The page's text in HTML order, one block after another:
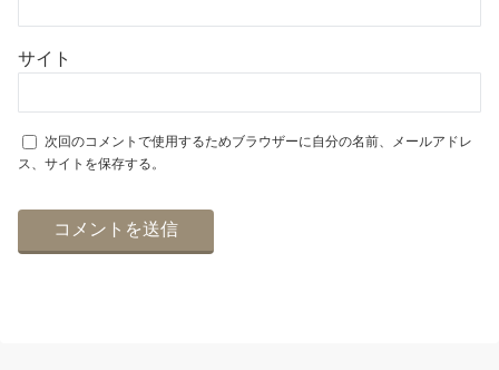
サイト
次回のコメントで使用するためブラウザーに自分の名前、メールアドレ
ス、サイトを保存する。